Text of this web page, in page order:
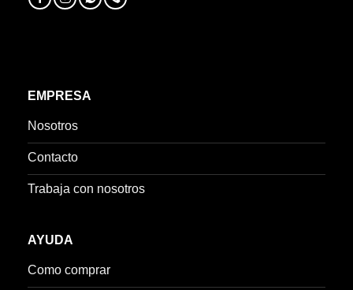
EMPRESA
Nosotros
Contacto
Trabaja con nosotros
AYUDA
Como comprar